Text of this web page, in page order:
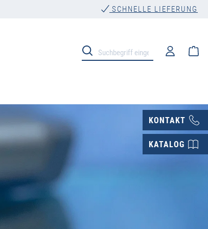
SCHNELLE LIEFERUNG
KONTAKT
KATALOG